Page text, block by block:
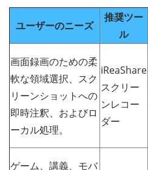
ユーザーのニーズ
推奨ツー
ル
画面録画のための柔
軟な領域選択、スク
リーンショットへの
即時注釈、およびロ
ーカル処理。
iReaShare
スクリー
ンレコー
ダー
ゲーム、講義、モバ